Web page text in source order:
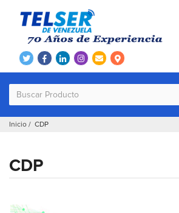
Inicio / CDP
CDP